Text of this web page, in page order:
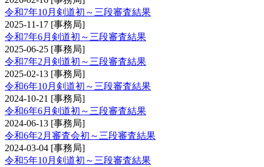
令和7年10月剣道初～三段審査結果
2025-11-17 [事務局]
令和7年6月剣道初～三段審査結果
2025-06-25 [事務局]
令和7年2月剣道初～三段審査結果
2025-02-13 [事務局]
令和6年10月剣道初～三段審査結果
2024-10-21 [事務局]
令和6年6月剣道初～三段審査結果
2024-06-13 [事務局]
令和6年2月審査会初～三段審査結果
2024-03-04 [事務局]
令和5年10月剣道初～三段審査結果